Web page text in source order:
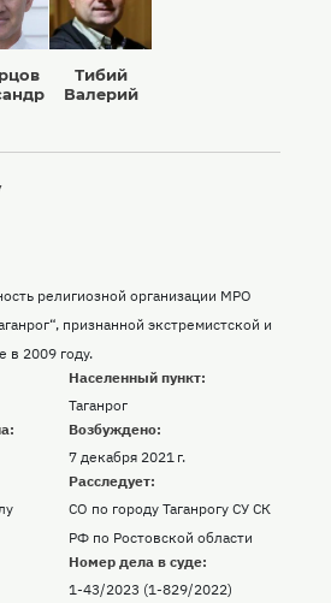
Тибий
Валерий
Населенный пункт:
Таганрог
религиозной организации МРО
признанной экстремистской и
в 2009 году.
Возбуждено:
7 декабря 2021 г.
Расследует:
СО по городу Таганрогу СУ СК
РФ по Ростовской области
Номер дела в суде:
1-43/2023 (1-829/2022)